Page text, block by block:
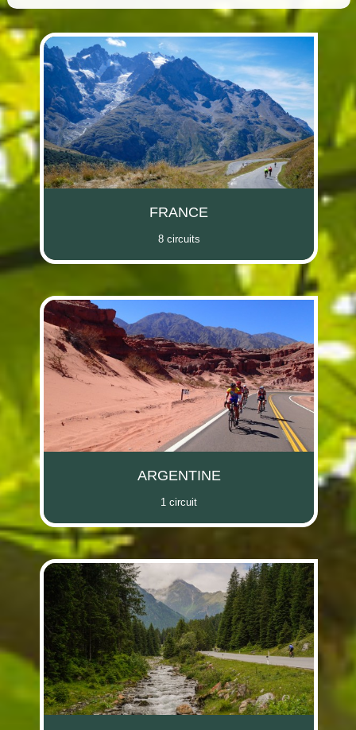
FRANCE
8 circuits
ARGENTINE
1 circuit